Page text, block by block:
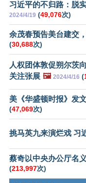
习近平的不归路：脱
2024/4/19 (49,076次)
余茂春预告美台建交
(30,688次)
人权团体敦促朔尔茨
关注张展 🖼️ 2024/4/16 (
美《华盛顿时报》发
(47,069次)
挑马英九来演烂戏 习
蔡奇以中央办公厅名
(213,997次)